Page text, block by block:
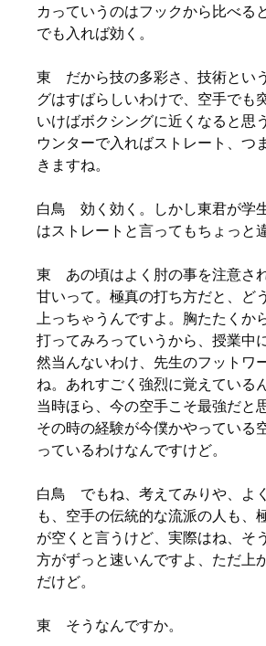
カっていうのはフックから比べる
でも入れば効く。
東 だから技の多彩さ、技術とい
グはすばらしいわけで、空手でも
いけばボクシングに近くなると思
ウンターで入ればストレート、つ
きますね。
白鳥 効く効く。しかし東君が学
はストレートと言ってもちょっと
東 あの頃はよく肘の事を注意さ
甘いって。極真の打ち方だと、ど
上っちゃうんですよ。胸たたくか
打ってみろっていうから、授業中
然当んないわけ、先生のフットワ
ね。あれすごく強烈に覚えている
当時ほら、今の空手こそ最強だと
その時の経験が今僕かやっている
っているわけなんですけど。
白鳥 でもね、考えてみりや、よ
も、空手の伝統的な流派の人も、
が空くと言うけど、実際はね、そ
方がずっと速いんですよ、ただ上
だけど。
東 そうなんですか。